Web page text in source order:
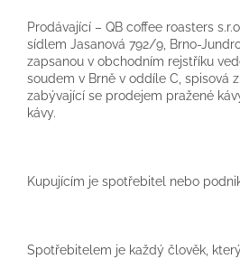
Prodávající – QB coffee roasters
sídlem Jasanová 792/9, Brno-
zapsanou v obchodním rejstříku
soudem v Brně v oddíle C, spisová
zabývající se prodejem pražené
kávy.
Kupujícím je spotřebitel nebo
Spotřebitelem je každý člověk,